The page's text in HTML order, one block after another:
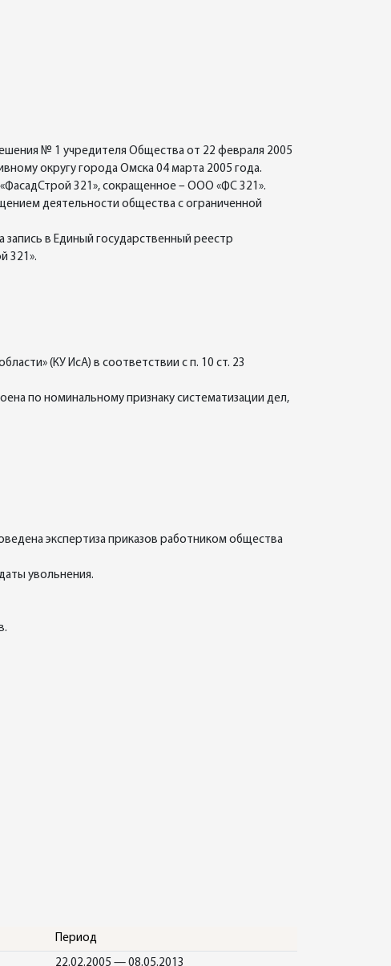
№ 1 учредителя Общества от 22 февраля 2005
округу города Омска 04 марта 2005 года.
321», сокращенное – ООО «ФС 321».
деятельности общества с ограниченной
в Единый государственный реестр
321».
(КУ ИсА) в соответствии с п. 10 ст. 23
по номинальному признаку систематизации дел,
экспертиза приказов работником общества
увольнения.
Период
22.02.2005 — 08.05.2013